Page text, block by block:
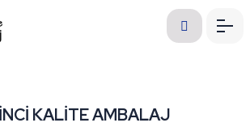
KALİTE AMBALAJ